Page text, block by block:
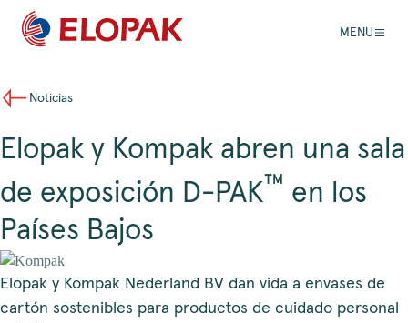
MENU
Noticias
Elopak y Kompak abren una sala
de exposición D-PAK™ en los
Países Bajos
Elopak y Kompak Nederland BV dan vida a envases de
cartón sostenibles para productos de cuidado personal